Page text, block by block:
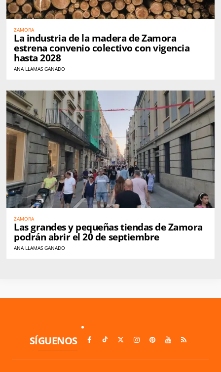
ZAMORA
La industria de la madera de Zamora
estrena convenio colectivo con vigencia
hasta 2028
ANA LLAMAS GANADO
ZAMORA
Las grandes y pequeñas tiendas de Zamora
podrán abrir el 20 de septiembre
ANA LLAMAS GANADO
SÍGUENOS